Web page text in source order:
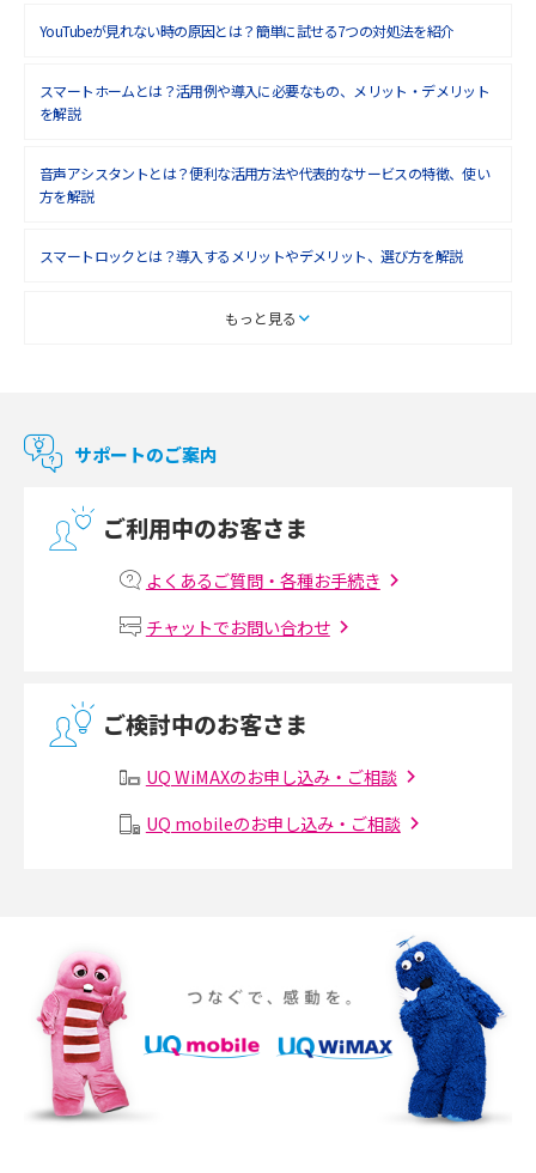
YouTubeが見れない時の原因とは？簡単に試せる7つの対処法を紹介
スマートホームとは？活用例や導入に必要なもの、メリット・デメリット
を解説
音声アシスタントとは？便利な活用方法や代表的なサービスの特徴、使い
方を解説
スマートロックとは？導入するメリットやデメリット、選び方を解説
スマートテレビとは？特徴や選び方、使い方をわかりやすく解説
マンションで使えるWi-Fiは？種類ごとの特徴や選び方を紹介
マンションで光回線の利用を始める手順は？設備状況の確認方法も解説
Wi-Fiルーターの設定方法をわかりやすく解説！事前に準備すべきものも紹
無線LANとは？メリット・デメリットや接続方法を解説
メッシュWi-Fiとは？仕組みやメリット・デメリット、中継機との違いを解
ポケット型Wi-Fiをレンタルするメリットとは？選び方や向いている方の特
徴も紹介
持ち運びできるポケット型Wi-Fiのおススメの選び方は？メリット・デメリ
ットも紹介
もっと見る
サポートのご案内
ご利用中のお客さま
よくあるご質問・各種お手続き
チャットでお問い合わせ
ご検討中のお客さま
UQ WiMAXのお申し込み・ご相談
UQ mobileのお申し込み・ご相談